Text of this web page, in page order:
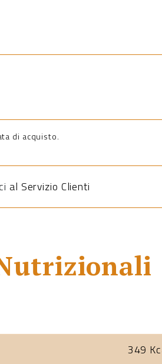
di acquisto.
al Servizio Clienti
349